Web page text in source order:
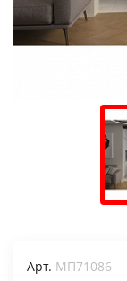
Арт. МП71086